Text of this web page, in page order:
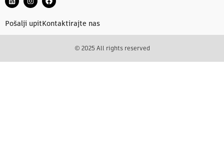
Pošalji upit Kontaktirajte nas
© 2025 All rights reserved